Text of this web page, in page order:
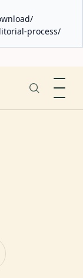
process/